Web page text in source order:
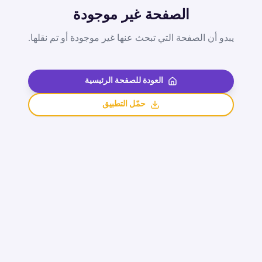
الصفحة غير موجودة
يبدو أن الصفحة التي تبحث عنها غير موجودة أو تم نقلها.
العودة للصفحة الرئيسية
حمّل التطبيق